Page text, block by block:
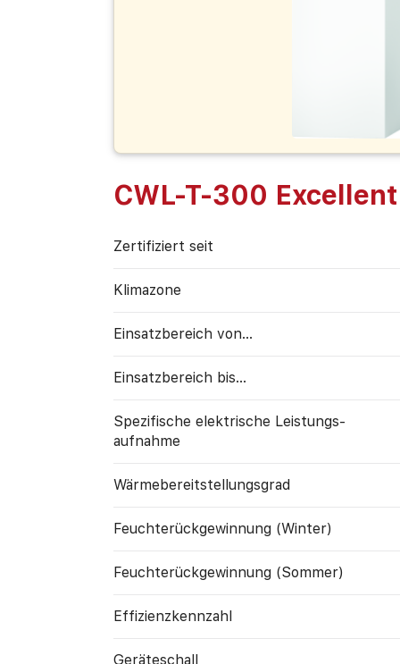
CWL-T-300 Excellent
Zertifiziert seit
Klimazone
Einsatzbereich von...
Einsatzbereich bis...
Spezifische elektrische Leistungs­
aufnahme
Wärme­bereitstellungs­grad
Feuchte­rück­gewinnung (Winter)
Feuchte­rück­gewinnung (Sommer)
Effizienzkennzahl
Geräte­schall